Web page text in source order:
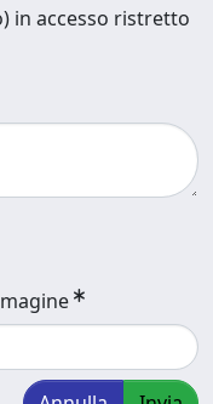
in accesso ristretto